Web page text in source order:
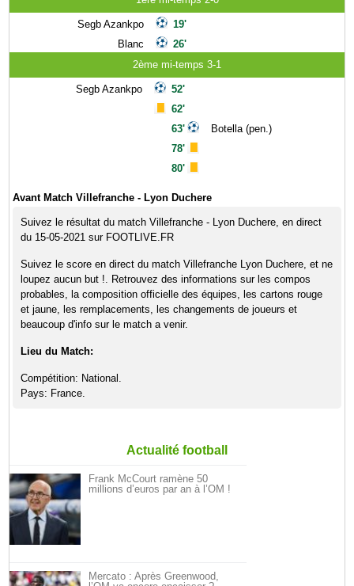
Segb Azankpo
Blanc
19'
26'
2ème mi-temps 3-1
Segb Azankpo
52'
62'
63'
78'
80'
Botella (pen.)
Avant Match Villefranche - Lyon Duchere
Suivez le résultat du match Villefranche - Lyon Duchere, en direct
du 15-05-2021 sur FOOTLIVE.FR
Suivez le score en direct du match Villefranche Lyon Duchere, et ne
loupez aucun but !. Retrouvez des informations sur les compos
probables, la composition officielle des équipes, les cartons rouge
et jaune, les remplacements, les changements de joueurs et
beaucoup d'info sur le match a venir.
Lieu du Match:
Compétition: National.
Pays: France.
Actualité football
Frank McCourt ramène 50
millions d’euros par an à l’OM !
Mercato : Après Greenwood,